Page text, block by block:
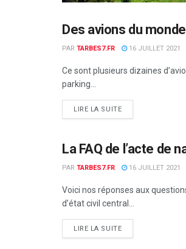
NON CLASSÉ
Des avions du
PAR TARBES7.FR 16 JUILLET 2021
Ce sont plusieurs dizaines
parking...
LIRE LA SUITEDETAILS
NON CLASSÉ
La FAQ de l’acte de
PAR TARBES7.FR 16 JUILLET 2021
Voici nos réponses aux
d’état civil central...
LIRE LA SUITEDETAILS